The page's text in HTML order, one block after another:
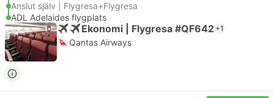
Anslut själv | Flygresa+Flygresa
ADL Adelaides flygplats
Ekonomi | Flygresa #QF642 +1
Qantas Airways